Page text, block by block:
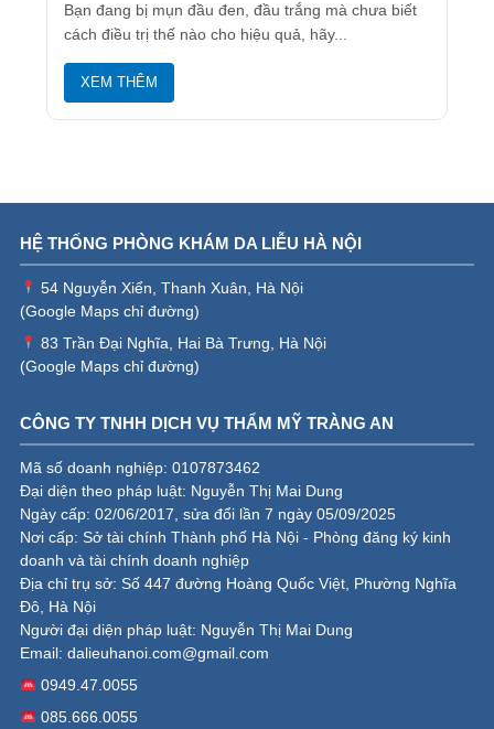
Bạn đang bị mụn đầu đen, đầu trắng mà chưa biết
cách điều trị thế nào cho hiệu quả, hãy...
XEM THÊM
HỆ THỐNG PHÒNG KHÁM DA LIỄU HÀ NỘI
54 Nguyễn Xiển, Thanh Xuân, Hà Nội
(Google Maps chỉ đường)
83 Trần Đại Nghĩa, Hai Bà Trưng, Hà Nội
(Google Maps chỉ đường)
CÔNG TY TNHH DỊCH VỤ THẨM MỸ TRÀNG AN
Mã số doanh nghiệp: 0107873462
Đại diện theo pháp luật: Nguyễn Thị Mai Dung
Ngày cấp: 02/06/2017, sửa đổi lần 7 ngày 05/09/2025
Nơi cấp: Sở tài chính Thành phố Hà Nội - Phòng đăng ký kinh
doanh và tài chính doanh nghiệp
Địa chỉ trụ sở: Số 447 đường Hoàng Quốc Việt, Phường Nghĩa
Đô, Hà Nội
Người đại diện pháp luật: Nguyễn Thị Mai Dung
Email: dalieuhanoi.com@gmail.com
0949.47.0055
085.666.0055